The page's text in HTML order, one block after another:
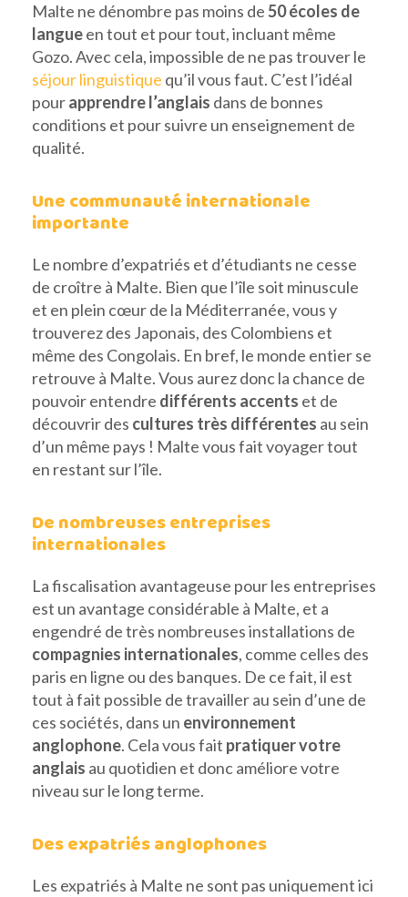
Malte ne dénombre pas moins de50 écoles de
langueen tout et pour tout, incluant même
Gozo. Avec cela, impossible de ne pas trouver le
séjour linguistique qu’il vous faut. C’est l’idéal
pourapprendre l’anglais dans de bonnes
conditions et pour suivre un enseignement de
qualité.
Une communauté internationale
importante
Le nombre d’expatriés et d’étudiants ne cesse
de croître à Malte. Bien que l’île soit minuscule
et en plein cœur de la Méditerranée, vous y
trouverez des Japonais, des Colombiens et
même des Congolais. En bref, le monde entier se
retrouve à Malte. Vous aurez donc la chance de
pouvoir entendre différents accents et de
découvrir des cultures très différentes au sein
d’un même pays ! Malte vous fait voyager tout
en restant sur l’île.
De nombreuses entreprises
internationales
La fiscalisation avantageuse pour les entreprises
est un avantage considérable à Malte, et a
engendré de très nombreuses installations de
compagnies internationales, comme celles des
paris en ligne ou des banques. De ce fait, il est
tout à fait possible de travailler au sein d’une de
ces sociétés, dans un environnement
anglophone. Cela vous fait pratiquer votre
anglais au quotidien et donc améliore votre
niveau sur le long terme.
Des expatriés anglophones
Les expatriés à Malte ne sont pas uniquement ici